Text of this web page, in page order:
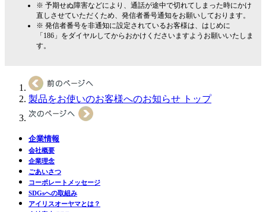
※ 予期せぬ障害などにより、通話が途中で切れてしまった時にかけ
直しさせていただくため、発信者番号通知をお願いしております。
※ 発信者番号を非通知に設定されているお客様は、はじめに
「186」をダイヤルしてからおかけくださいますようお願いいたしま
す。
製品をお使いのお客様へのお知らせ トップ
企業情報
会社概要
企業理念
ごあいさつ
コーポレートメッセージ
SDGsへの取組み
アイリスオーヤマとは？